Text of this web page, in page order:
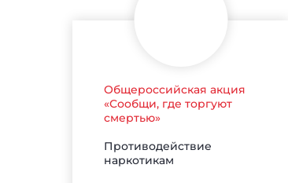
Общероссийская акция
«Сообщи, где торгуют
смертью»
Противодействие
наркотикам